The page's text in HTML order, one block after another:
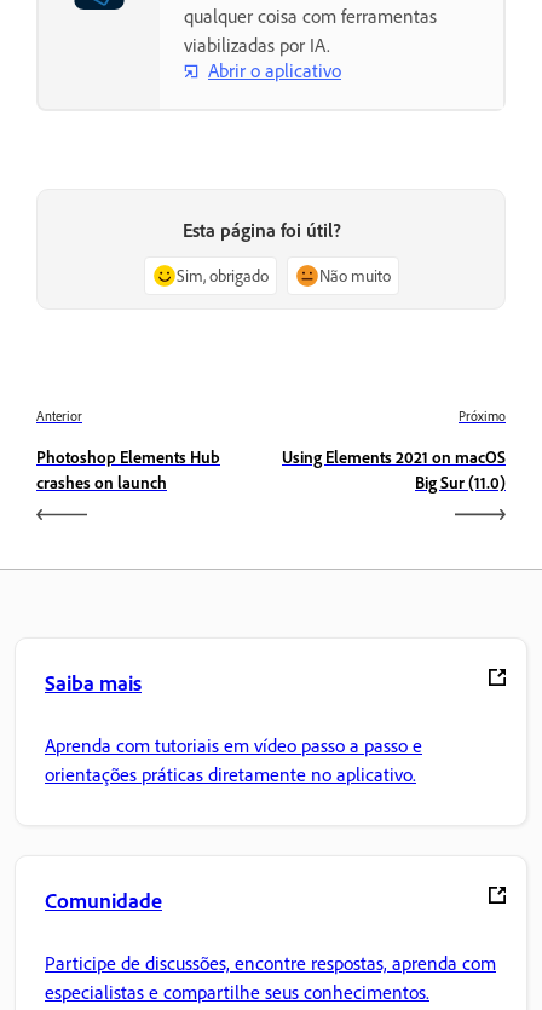
qualquer coisa com ferramentas
viabilizadas por IA.
Abrir o aplicativo
Esta página foi útil?
Sim, obrigado Não muito
Anterior
Photoshop Elements Hub
crashes on launch
Próximo
Using Elements 2021 on macOS
Big Sur (11.0)
Saiba mais
Aprenda com tutoriais em vídeo passo a passo e
orientações práticas diretamente no aplicativo.
Comunidade
Participe de discussões, encontre respostas, aprenda com
especialistas e compartilhe seus conhecimentos.